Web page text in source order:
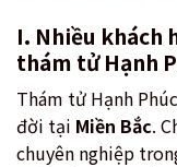
I. Nhiều khách
thám tử Hạnh
Thám tử Hạnh
đời tại Miền Bắc.
chuyên nghiệp